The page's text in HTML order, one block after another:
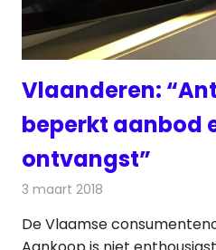
Vlaanderen:
beperkt aanbod
ontvangst”
3 maart 2018
De Vlaamse